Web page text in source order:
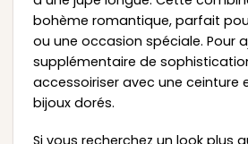
bohème romantique, parfait
ou une occasion spéciale. Pour
supplémentaire de
accessoiriser avec une ceinture
bijoux dorés.
Si vous recherchez un look plus